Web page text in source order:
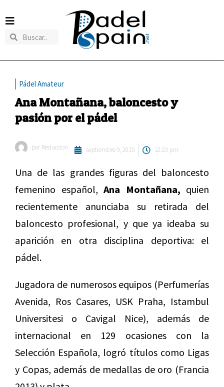
Pádel Amateur
Ana Montañana, baloncesto y
pasión por el pádel
por Redaccion septiembre 9, 2015 12:23 pm
Una de las grandes figuras del baloncesto
femenino español, Ana Montañana, quien
recientemente anunciaba su retirada del
baloncesto profesional, y que ya ideaba su
aparición en otra disciplina deportiva: el
pádel.
Jugadora de numerosos equipos (Perfumerías
Avenida, Ros Casares, USK Praha, Istambul
Universitesi o Cavigal Nice), además de
internacional en 129 ocasiones con la
Selección Española, logró títulos como Ligas
y Copas, además de medallas de oro (Francia